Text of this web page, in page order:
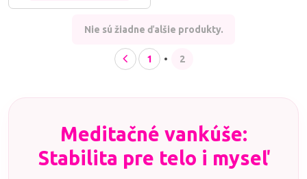
Nie sú žiadne ďalšie produkty.
1 2
Meditačné vankúše:
Stabilita pre telo i myseľ